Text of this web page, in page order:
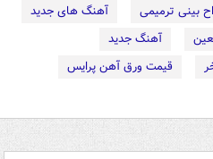
بینی ترمیمی
آهنگ های جدید
آهنگ جدید
قیمت ورق آهن پرایس